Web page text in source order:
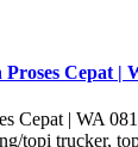
Cepat |
Cepat | WA
topi trucker,